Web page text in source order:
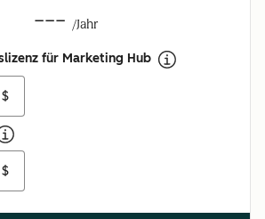
--- /Jahr
für Marketing Hub
$
$